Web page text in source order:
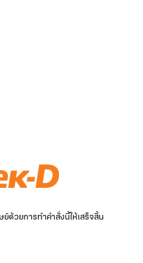
ด้วยการทำคำสั่งนี้ให้เสร็จสิ้น